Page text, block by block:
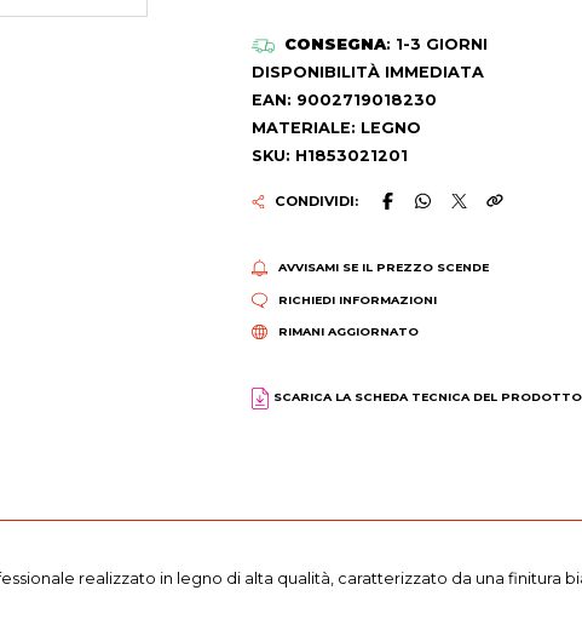
CONSEGNA: 1-3 GIORNI
DISPONIBILITÀ IMMEDIATA
EAN: 9002719018230
MATERIALE: LEGNO
SKU: H1853021201
CONDIVIDI:
AVVISAMI SE IL PREZZO SCENDE
RICHIEDI INFORMAZIONI
RIMANI AGGIORNATO
SCARICA LA SCHEDA TECNICA DEL PRODOTTO
realizzato in legno di alta qualità, caratterizzato da una finitura